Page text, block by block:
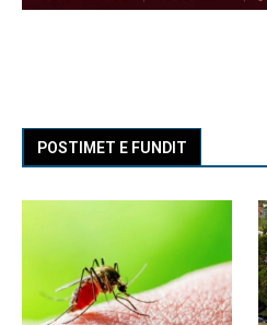
POSTIMET E FUNDIT